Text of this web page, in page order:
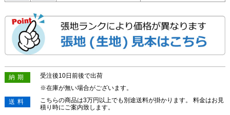
納期
受注後10日前後で出荷
※在庫が無い場合がございます。
送料
こちらの商品は3万円以上でも別途送料が掛かります。 料金はお見
積り時にご案内致します。